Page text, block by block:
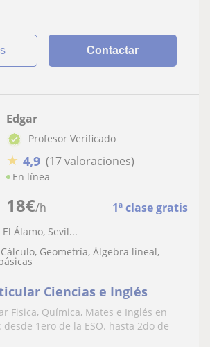
Contactar
18€/h 1ª clase gratis
Edgar
Profesor Verificado
★ 4,9 (17 valoraciones)
En línea
Álamo, Sevil...
Geometría, Álgebra lineal,
Ciencias e Inglés
Fisica, Química, Mates e Inglés en
1ero de la ESO. hasta 2do de